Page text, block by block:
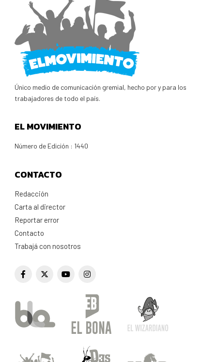
Único medio de comunicación gremial, hecho por y para los
trabajadores de todo el país.
EL MOVIMIENTO
Número de Edición : 1440
CONTACTO
Redacción
Carta al director
Reportar error
Contacto
Trabajá con nosotros